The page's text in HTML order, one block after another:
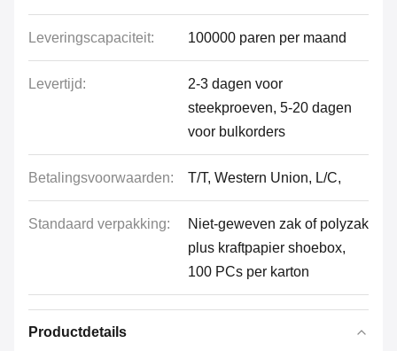
Leveringscapaciteit: 100000 paren per maand
Levertijd:
2-3 dagen voor
steekproeven, 5-20 dagen
voor bulkorders
Betalingsvoorwaarden: T/T, Western Union, L/C,
Standaard verpakking:
Niet-geweven zak of polyzak
plus kraftpapier shoebox,
100 PCs per karton
Productdetails